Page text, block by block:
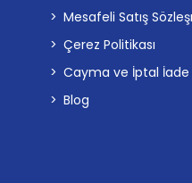
Mesafeli Satış
Çerez Politikası
Cayma ve İptal İade
Blog